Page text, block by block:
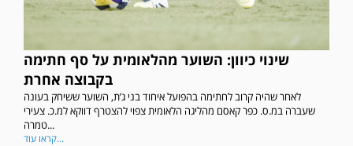
שינוי כיוון: השוער מהלאומית על סף חתימה
בקבוצה אחרת
לאחר שהיה קרוב לחתימה בהפועל איחוד בני ג’ת, השוער ששיחק בעונה
שעברה במ.ס. כפר קאסם מהליגה הלאומית צפוי להצטרף דווקא למ.כ. צעירי
טמרה...
קראו עוד...